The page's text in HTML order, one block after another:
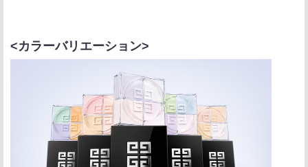
<カラーバリエーション>